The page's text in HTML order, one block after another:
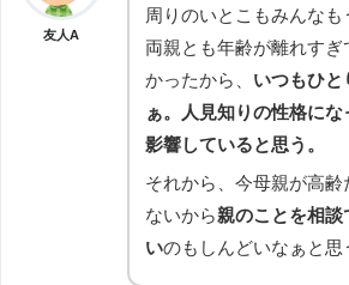
友人A
周りのいとこもみんなも
両親とも年齢が離れす
かったから、 いつもひと
ぁ。人見知りの性格に
影響していると思う。
それから、今母親が高
ないから親のことを相
いのもしんどいなぁと思